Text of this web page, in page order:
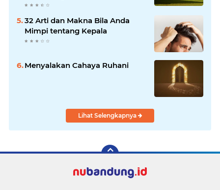
32 Arti dan Makna Bila Anda
Mimpi tentang Kepala
Menyalakan Cahaya Ruhani
Lihat Selengkapnya